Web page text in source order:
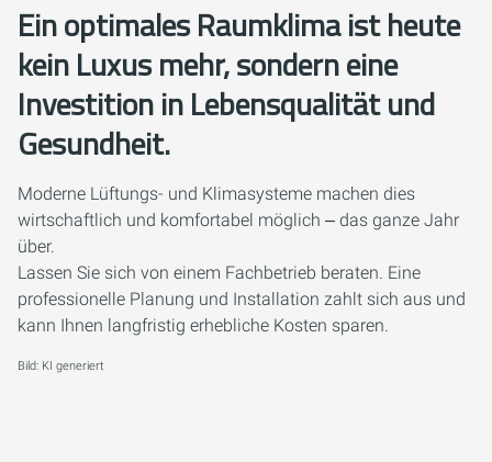
Ein optimales Raumklima ist heute
kein Luxus mehr, sondern eine
Investition in Lebensqualität und
Gesundheit.
Moderne Lüftungs- und Klimasysteme machen dies
wirtschaftlich und komfortabel möglich ‒ das ganze Jahr
über.
Lassen Sie sich von einem Fachbetrieb beraten. Eine
professionelle Planung und Installation zahlt sich aus und
kann Ihnen langfristig erhebliche Kosten sparen.
Bild: KI generiert